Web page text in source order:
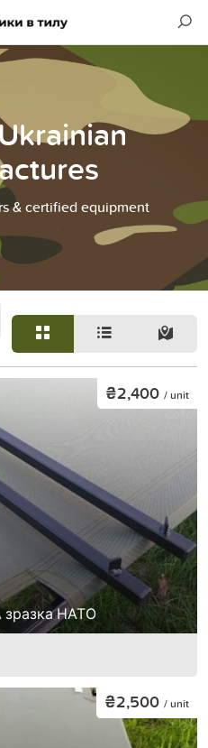
& certified equipment
НАТО
₴2,400 / unit
₴2,500 / unit